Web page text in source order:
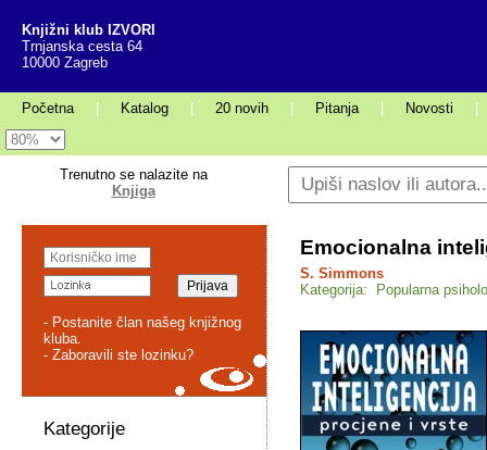
Knjižni klub IZVORI
Trnjanska cesta 64
10000 Zagreb
Početna Katalog 20 novih Pitanja Novosti
Trenutno se nalazite na
Knjiga
- Postanite član našeg knjižnog
kluba.
- Zaboravili ste lozinku?
Kategorije
Emocionalna
S. Simmons
Kategorija: Popularna